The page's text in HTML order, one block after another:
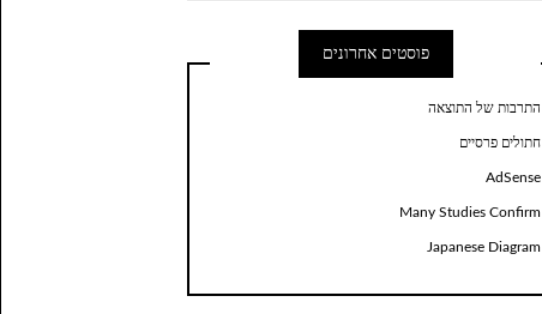
פוסטים אחרונים
התרבות של התוצאה
חתולים פרסיים
AdSense
Many Studies Confirm
Japanese Diagram